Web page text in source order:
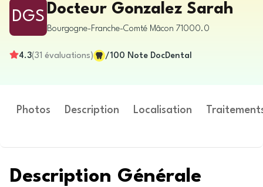
DGS Docteur Gonzalez Sarah
Bourgogne-Franche-Comté Mâcon 71000.0
4.3(31 évaluations) /100 Note DocDental
Photos Description Localisation
Description Générale